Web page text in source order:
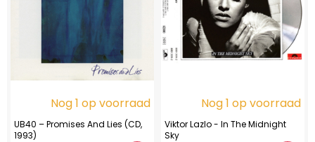
Nog 1 op voorraad
UB40 – Promises And Lies (CD,
1993)
Nog 1 op voorraad
Viktor Lazlo - In The Midnight
Sky